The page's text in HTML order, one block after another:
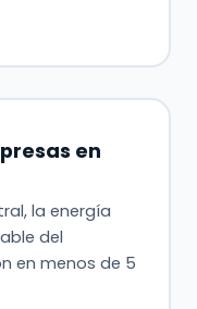
en
la energía
del
en menos de 5